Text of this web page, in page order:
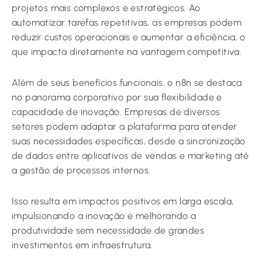
projetos mais complexos e estratégicos. Ao
automatizar tarefas repetitivas, as empresas podem
reduzir custos operacionais e aumentar a eficiência, o
que impacta diretamente na vantagem competitiva.
Além de seus benefícios funcionais, o n8n se destaca
no panorama corporativo por sua flexibilidade e
capacidade de inovação. Empresas de diversos
setores podem adaptar a plataforma para atender
suas necessidades específicas, desde a sincronização
de dados entre aplicativos de vendas e marketing até
a gestão de processos internos.
Isso resulta em impactos positivos em larga escala,
impulsionando a inovação e melhorando a
produtividade sem necessidade de grandes
investimentos em infraestrutura.